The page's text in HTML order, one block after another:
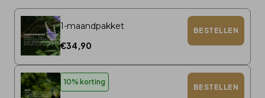
1-maandpakket
€34,90
BESTELLEN
10% korting
BESTELLEN